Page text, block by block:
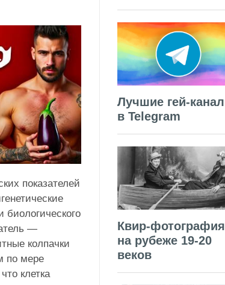
показателей
биологического
—
колпачки
по мере
клетка
Лучшие гей-
в Telegram
Квир-фотография
на рубеже 19-20
веков